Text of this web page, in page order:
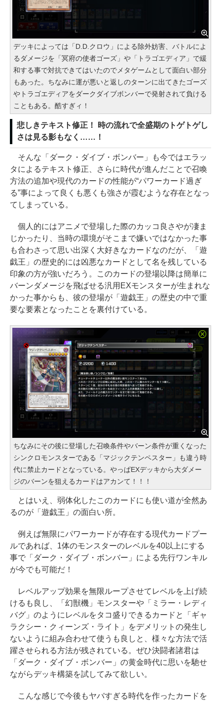
デッキによっては「D.D.クロウ」による除外妨害、バトルによ
るダメージを「冥府の使者ゴーズ」や「トラゴエディア」で緩
和する事で対抗できてはいたのでメタゲームとして面白い部分
もあった。ちなみに運が悪いと返しのターンに出てきたゴーズ
やトラゴエディアをダークダイブボンバーで発射されて負ける
こともある。酷すぎィ！
悲しきテキスト修正！ 時の流れで全盛期のトゲトゲし
さは見る影もなく……！
そんな「ダーク・ダイブ・ボンバー」も今ではエラッ
タによるテキスト修正、さらに時代が進んだことで召喚
方法の追加や現代のカードの性能が“パワーカード過ぎ
る”事によって良くも悪くも強さが霞むような存在となっ
てしまっている。
個人的にはアニメで登場した際のカッコ良さやが凄ま
じかったり、当時の環境がそこまで嫌いではなかった事
も合わさって思い出深く大好きなカードなのだが、「遊
戯王」の歴史的には凶悪なカードとして名を残している
印象の方が強いだろう。このカードの登場以降は簡単に
バーンダメージを飛ばせる汎用EXモンスターが生まれな
かった事からも、彼の登場が「遊戯王」の歴史の中で重
要な要素となったことを裏付けている。
ちなみにその後に登場した召喚条件やバーン条件が重くなった
シンクロモンスターである「マジックテンペスター」も違う時
代に禁止カードとなっている。やっぱEXデッキから大ダメー
ジのバーンを狙えるカードはアカンて！！！
とはいえ、弱体化したこのカードにも使い道が全然あ
るのが「遊戯王」の面白い所。
例えば無限にパワーカードが存在する現代カードプー
ルであれば、1体のモンスターのレベルを40以上にする
事で「ダーク・ダイブ・ボンバー」による先行ワンキル
が今でも可能だ！
レベルアップ効果を無限ループさせてレベルを上げ続
けるも良し、「幻獣機」モンスターや「ミラー・レディ
バグ」のようにレベルをタコ盛りできるカードと「ギャ
ラクシー・クィーンズ・ライト」をデメリットの発生し
ないように組み合わせて使うも良しと、様々な方法で活
躍させられる方法が残されている。ぜひ決闘者諸君は
「ダーク・ダイブ・ボンバー」の黄金時代に思いを馳せ
ながらデッキ構築を試してみて欲しい。
こんな感じで今後もヤバすぎる時代を作ったカードを